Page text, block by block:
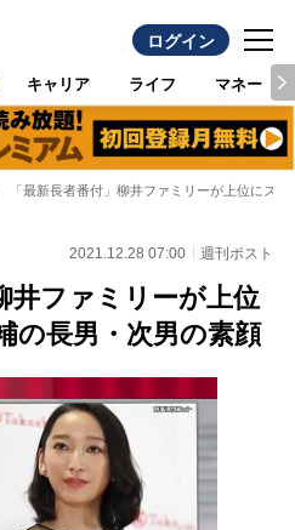
ログイン
キャリア ライフ マネー
「最新長者番付」柳井ファミリーが上位にズ
2021.12.28 07:00 週刊ポスト
井ファミリーが上位
長男・次男の素顔